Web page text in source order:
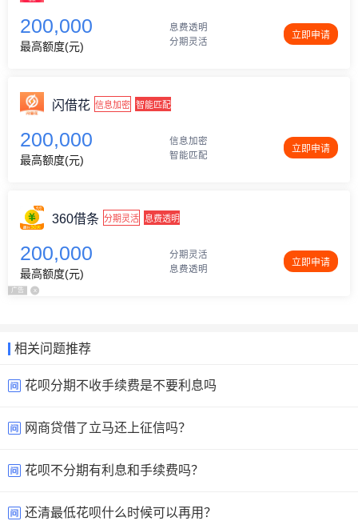
广告 x
200,000
最高额度(元)
息费透明
分期灵活
立即申请
闪借花 信息加密 智能匹配
200,000
最高额度(元)
信息加密
智能匹配
立即申请
360借条 分期灵活 息费透明
200,000
最高额度(元)
分期灵活
息费透明
立即申请
相关问题推荐
花呗分期不收手续费是不要利息吗
网商贷借了立马还上征信吗？
花呗不分期有利息和手续费吗？
还清最低花呗什么时候可以再用？